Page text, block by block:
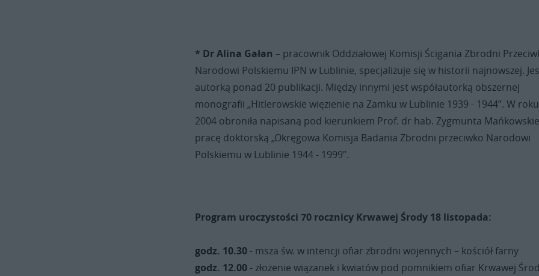
* Dr Alina Gałan – pracownik Oddziałowej Komisji Ścigania Zbrodni
Narodowi Polskiemu IPN w Lublinie, specjalizuje się w historii najnowszej.
autorką ponad 20 publikacji. Między innymi jest współautorką obszernej
monografii „Hitlerowskie więzienie na Zamku w Lublinie 1939 - 1944”. W roku
2004 obroniła napisaną pod kierunkiem Prof. dr hab. Zygmunta
pracę doktorską „Okręgowa Komisja Badania Zbrodni przeciwko Narodowi
Polskiemu w Lublinie 1944 - 1999”.
Program uroczystości 70 rocznicy Krwawej Środy 18 listopada:
godz. 10.30 - msza św. w intencji ofiar zbrodni wojennych – kościół farny
godz. 12.00 - złożenie wiązanek i kwiatów pod pomnikiem ofiar Krwawej